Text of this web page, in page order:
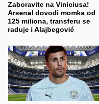
Zaboravite na Viniciusa!
Arsenal dovodi momka od
125 miliona, transferu se
raduje i Alajbegović